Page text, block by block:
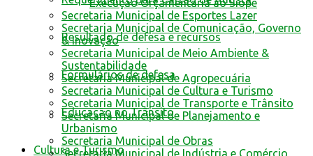
Resultado de defesa e recursos
Formulários de defesa
Educação no Trânsito
Cultura e Turismo
Execução Orçamentária ao Siope
Secretaria Municipal de Esportes Lazer
Secretaria Municipal de Comunicação, Governo
& Inovação
Secretaria Municipal de Meio Ambiente &
Sustentabilidade
Secretaria Municipal de Agropecuária
Secretaria Municipal de Cultura e Turismo
Secretaria Municipal de Transporte e Trânsito
Secretaria Municipal de Planejamento e
Urbanismo
Secretaria Municipal de Obras
Secretaria Municipal de Indústria e Comércio